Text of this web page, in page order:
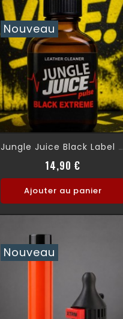
Nouveau
Jungle Juice Black Label 24 Ml
14,90 €
Ajouter au panier
Nouveau